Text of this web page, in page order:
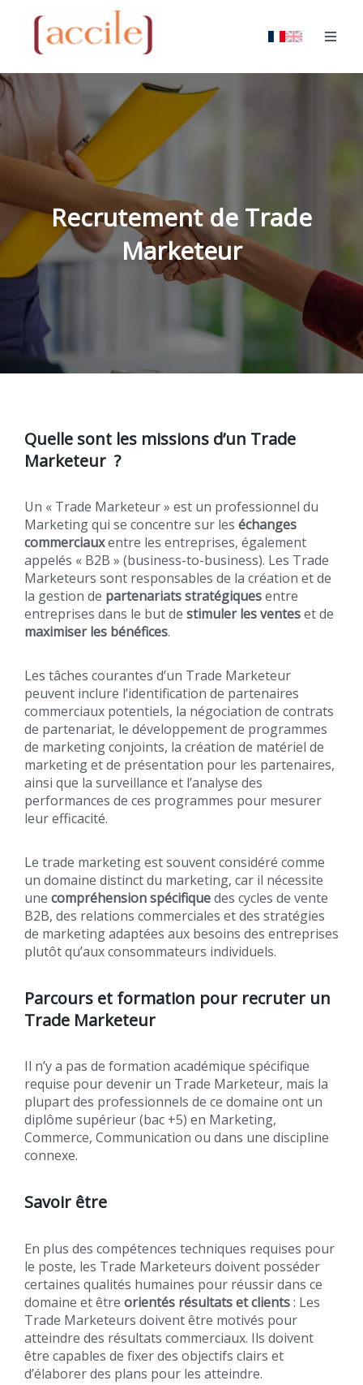
Recrutement de Trade
Marketeur
Quelle sont les missions d’un Trade
Marketeur ?
Un « Trade Marketeur » est un professionnel du
Marketing qui se concentre sur les échanges
commerciauxentre les entreprises, également
appelés « B2B » (business-to-business). Les Trade
Marketeurs sont responsables de la création et de
la gestion de partenariats stratégiquesentre
entreprises dans le but de stimuler les venteset de
maximiser les bénéfices.
Les tâches courantes d’un Trade Marketeur
peuvent inclure l’identification de partenaires
commerciaux potentiels, la négociation de contrats
de partenariat, le développement de programmes
de marketing conjoints, la création de matériel de
marketing et de présentation pour les partenaires,
ainsi que la surveillance et l’analyse des
performances de ces programmes pour mesurer
leur efficacité.
Le trade marketing est souvent considéré comme
un domaine distinct du marketing, car il nécessite
une compréhension spécifiquedes cycles de vente
B2B, des relations commerciales et des stratégies
de marketing adaptées aux besoins des entreprises
plutôt qu’aux consommateurs individuels.
Parcours et formation pour recruter un
Trade Marketeur
Il n’y a pas de formation académique spécifique
requise pour devenir un Trade Marketeur, mais la
plupart des professionnels de ce domaine ont un
diplôme supérieur (bac +5) en Marketing,
Commerce, Communication ou dans une discipline
connexe.
Savoir être
En plus des compétences techniques requises pour
le poste, les Trade Marketeurs doivent posséder
certaines qualités humaines pour réussir dans ce
domaine et être orientés résultats et clients: Les
Trade Marketeurs doivent être motivés pour
atteindre des résultats commerciaux. Ils doivent
être capables de fixer des objectifs clairs et
d’élaborer des plans pour les atteindre.